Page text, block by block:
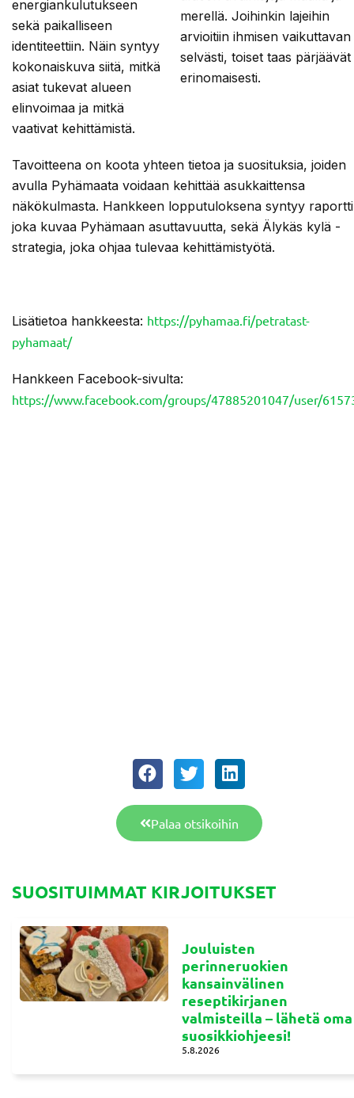
merellä. Joihinkin lajeihin
arvioitiin ihmisen vaikuttavan
selvästi, toiset taas pärjäävät
erinomaisesti.
energiankulutukseen
sekä paikalliseen
identiteettiin. Näin syntyy
kokonaiskuva siitä, mitkä
asiat tukevat alueen
elinvoimaa ja mitkä
vaativat kehittämistä.
Tavoitteena on koota yhteen tietoa ja suosituksia, joiden
avulla Pyhämaata voidaan kehittää asukkaittensa
näkökulmasta. Hankkeen lopputuloksena syntyy
joka kuvaa Pyhämaan asuttavuutta, sekä Älykäs kylä -
strategia, joka ohjaa tulevaa kehittämistyötä.
Lisätietoa hankkeesta: https://pyhamaa.fi/petratast-
pyhamaat/
Hankkeen Facebook-sivulta:
https://www.facebook.com/groups/47885201047/user/
Palaa otsikoihin
SUOSITUIMMAT KIRJOITUKSET
Jouluisten
perinneruokien
kansainvälinen
reseptikirjanen
valmisteilla – lähetä oma
suosikkiohjeesi!
5.8.2026